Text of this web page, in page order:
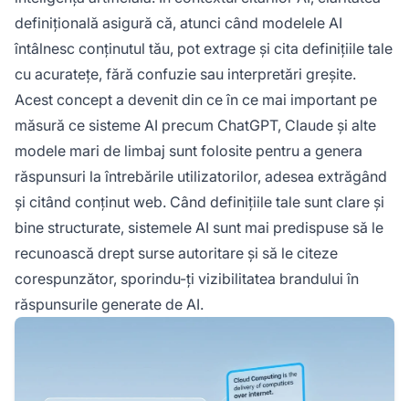
definițională asigură că, atunci când modelele AI
întâlnesc conținutul tău, pot extrage și cita definițiile tale
cu acuratețe, fără confuzie sau interpretări greșite.
Acest concept a devenit din ce în ce mai important pe
măsură ce sisteme AI precum ChatGPT, Claude și alte
modele mari de limbaj sunt folosite pentru a genera
răspunsuri la întrebările utilizatorilor, adesea extrăgând
și citând conținut web. Când definițiile tale sunt clare și
bine structurate, sistemele AI sunt mai predispuse să le
recunoască drept surse autoritare și să le citeze
corespunzător, sporindu-ți vizibilitatea brandului în
răspunsurile generate de AI.